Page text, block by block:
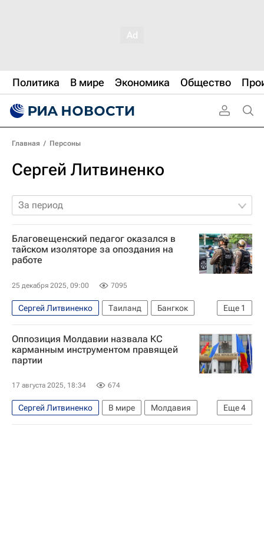
Политика В мире Экономика Общество
Главная / Персоны
Сергей Литвиненко
За период
Благовещенский педагог оказался в
тайском изоляторе за опоздания на
работе
25 декабря 2025, 09:00 7095
Еще 1
Сергей Литвиненко Таиланд
Бангкок
Благовещенск
Оппозиция Молдавии назвала КС
карманным инструментом правящей
партии
17 августа 2025, 18:34 674
Еще4
Сергей Литвиненко В мире
Молдавия
Гагаузия
Кишинев
Майя Санду